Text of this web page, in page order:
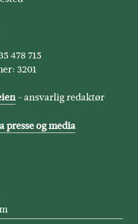
478 715
3201
- ansvarlig redaktør
presse og media